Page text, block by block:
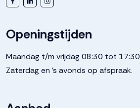
Openingstijden
Maandag t/m vrijdag 08:30 tot 17:30
Zaterdag en 's avonds op afspraak.